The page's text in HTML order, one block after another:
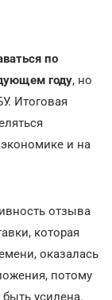
по
году, но
Итоговая
и на
отзыва
которая
оказалась
потому
усилена.